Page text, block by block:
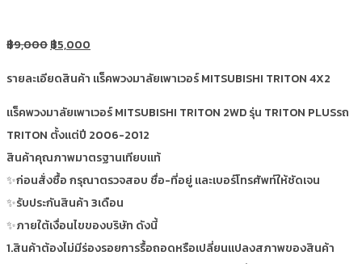
฿9,000฿5,000
รายละเอียดสินค้า แร็คพวงมาลัยเพาเวอร์ MITSUBISHI TRITON 4X2
แร็คพวงมาลัยเพาเวอร์ MITSUBISHI TRITON 2WD รุ่น TRITON PLUSรถ
TRITON ตั้งแต่ปี 2006-2012
สินค้าคุณภาพมาตรฐานเทียบแท้
✨ก่อนสั่งซื้อ กรุณาตรวจสอบ ชื่อ-ที่อยู่ และเบอร์โทรศัพท์ให้ชัดเจน
✨รับประกันสินค้า 3เดือน
✨ภายใต้เงื่อนไขของบริษัท ดังนี้
1.สินค้าต้องไม่มีร่องรอยการรื้อถอดหรือเปลี่ยนแปลงสภาพของสินค้า